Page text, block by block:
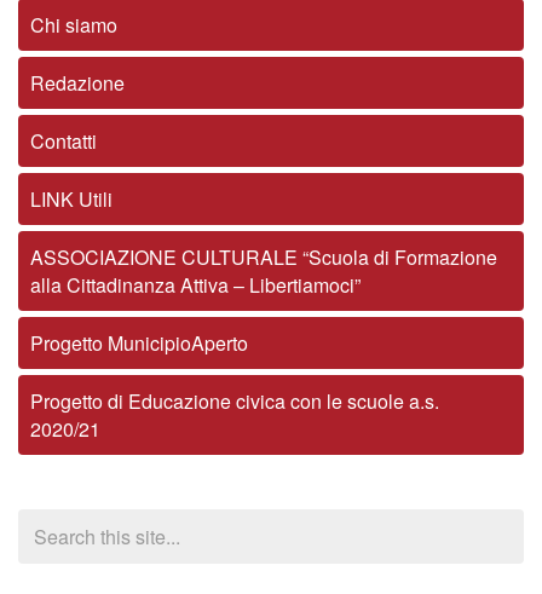
Chi siamo
Redazione
Contatti
LINK Utili
ASSOCIAZIONE CULTURALE “Scuola di Formazione
alla Cittadinanza Attiva – Libertiamoci”
Progetto MunicipioAperto
Progetto di Educazione civica con le scuole a.s.
2020/21